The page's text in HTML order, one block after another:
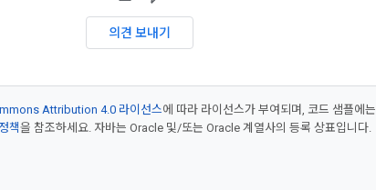
의견 보내기
Attribution 4.0 라이선스에 따라 라이선스가 부여되며, 코드 샘플에는
책을 참조하세요. 자바는 Oracle 및/또는 Oracle 계열사의 등록 상표입니다.